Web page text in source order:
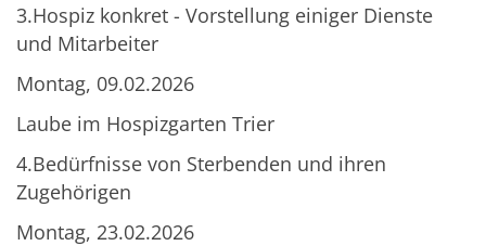
3.Hospiz konkret - Vorstellung einiger Dienste
und Mitarbeiter
Montag, 09.02.2026
Laube im Hospizgarten Trier
4.Bedürfnisse von Sterbenden und ihren
Zugehörigen
Montag, 23.02.2026